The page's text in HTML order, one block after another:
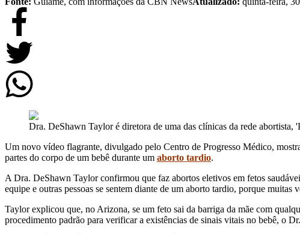
Dra. DeShawn Taylor é diretora de uma das clínicas da rede abortista,
Um novo vídeo flagrante, divulgado pelo Centro de Progresso Médico,
partes do corpo de um bebê durante um aborto tardio.
A Dra. DeShawn Taylor confirmou que faz abortos eletivos em fetos
equipe e outras pessoas se sentem diante de um aborto tardio, porque muitas
Taylor explicou que, no Arizona, se um feto sai da barriga da mãe com
procedimento padrão para verificar a existências de sinais vitais no bebê, o